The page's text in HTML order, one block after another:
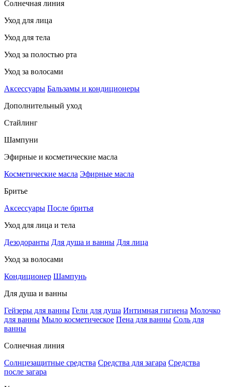
Солнечная линия
Уход для лица
Уход для тела
Уход за полостью рта
Уход за волосами
Аксессуары Бальзамы и кондиционеры
Дополнительный уход
Стайлинг
Шампуни
Эфирные и косметические масла
Косметические масла Эфирные масла
Бритье
Аксессуары После бритья
Уход для лица и тела
Дезодоранты Для душа и ванны Для лица
Уход за волосами
Кондиционер Шампунь
Для душа и ванны
Гейзеры для ванны Гели для душа Интимная гигиена Молочко
для ванны Мыло косметическое Пена для ванны Соль для
ванны
Солнечная линия
Солнцезащитные средства Средства для загара Средства
после загара